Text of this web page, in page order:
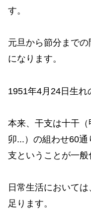
す。
元旦から節分まで
になります。
1951年4月24日生れ
本来、干支は十干
卯...）の組わせ60
支ということが一般
日常生活において
足ります。